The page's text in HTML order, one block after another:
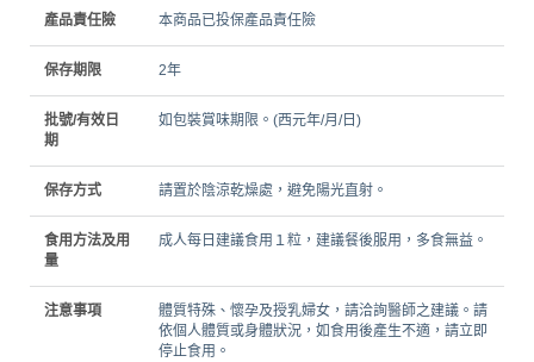
產品責任險 本商品已投保產品責任險
保存期限 2年
批號/有效日
期
如包裝賞味期限。(西元年/月/日)
保存方式 請置於陰涼乾燥處，避免陽光直射。
食用方法及用
量
成人每日建議食用１粒，建議餐後服用，多食無益。
注意事項
體質特殊、懷孕及授乳婦女，請洽詢醫師之建議。請
依個人體質或身體狀況，如食用後產生不適，請立即
停止食用。